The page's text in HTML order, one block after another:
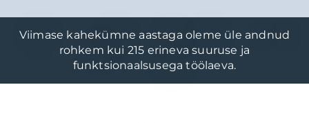
Viimase kahekümne aastaga oleme üle andnud
rohkem kui 215 erineva suuruse ja
funktsionaalsusega töölaeva.